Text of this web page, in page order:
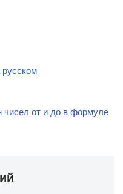
чисел от и до в формуле